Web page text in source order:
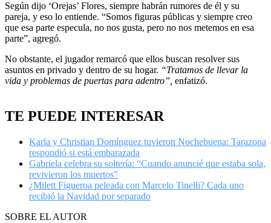
Según dijo ‘Orejas’ Flores, siempre habrán rumores de él y su
pareja, y eso lo entiende. “Somos figuras públicas y siempre creo
que esa parte especula, no nos gusta, pero no nos metemos en esa
parte”, agregó.
No obstante, el jugador remarcó que ellos buscan resolver sus
asuntos en privado y dentro de su hogar. “Tratamos de llevar la
vida y problemas de puertas para adentro”, enfatizó.
TE PUEDE INTERESAR
Karla y Christian Domínguez tuvieron Nochebuena: Tarazona
respondió si está embarazada
Gabriela celebra su soltería: “Cuando anuncié que estaba sola,
revivieron los muertos”
¿Milett Figueroa peleada con Marcelo Tinelli? Cada uno
recibió la Navidad por separado
SOBRE EL AUTOR